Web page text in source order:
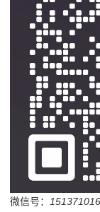
微信号：